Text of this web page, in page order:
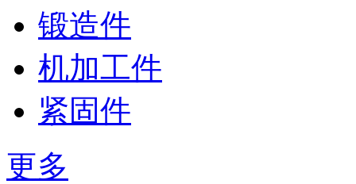
锻造件
机加工件
紧固件
更多